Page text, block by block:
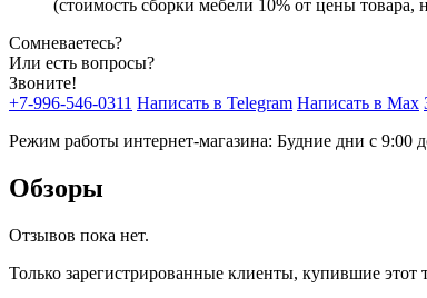
(стоимость сборки мебели 10% от цены товара,
Сомневаетесь?
Или есть вопросы?
Звоните!
+7-996-546-0311 Написать в Telegram Написать в Max
Режим работы интернет-магазина: Будние дни с 9:00
Обзоры
Отзывов пока нет.
Только зарегистрированные клиенты, купившие этот